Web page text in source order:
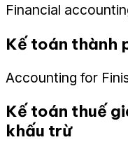
Financial
Kế toán thành
Accounting for
Kế toán thuế
khấu trừ